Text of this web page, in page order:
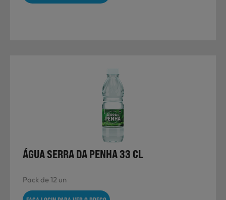
ÁGUA SERRA DA PENHA 33 CL
Pack de 12 un